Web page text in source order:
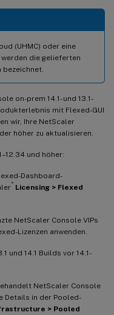
(UHMC) oder eine
die gelieferten
bezeichnet.
on-prem 14.1- und 13.1-
mit Flexed-GUI
wir, Ihre NetScaler
höher zu aktualisieren.
und höher:
Dashboard-
®
Licensing > Flexed
NetScaler Console VIPs
Lizenzen anwenden.
und 14.1 Builds vor 14.1-
NetScaler Console
Details in der Pooled-
> Pooled